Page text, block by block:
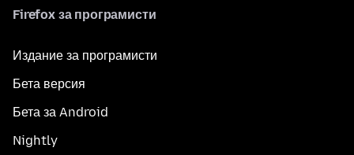
Firefox за програмисти
Издание за програмисти
Бета версия
Бета за Android
Nightly